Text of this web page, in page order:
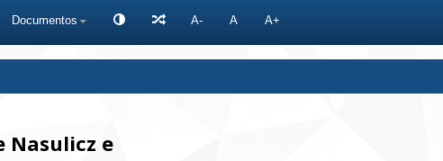
Documentos A- A A+
Nasulicz e